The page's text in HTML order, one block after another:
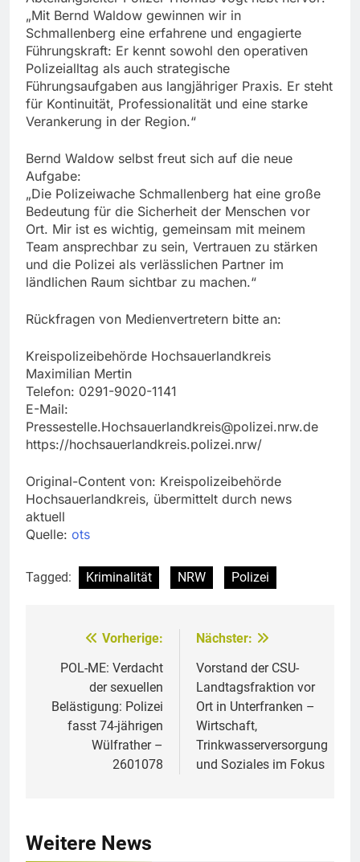
„Mit Bernd Waldow gewinnen wir in
Schmallenberg eine erfahrene und engagierte
Führungskraft: Er kennt sowohl den operativen
Polizeialltag als auch strategische
Führungsaufgaben aus langjähriger Praxis. Er steht
für Kontinuität, Professionalität und eine starke
Verankerung in der Region.“
Bernd Waldow selbst freut sich auf die neue
Aufgabe:
„Die Polizeiwache Schmallenberg hat eine große
Bedeutung für die Sicherheit der Menschen vor
Ort. Mir ist es wichtig, gemeinsam mit meinem
Team ansprechbar zu sein, Vertrauen zu stärken
und die Polizei als verlässlichen Partner im
ländlichen Raum sichtbar zu machen.“
Rückfragen von Medienvertretern bitte an:
Kreispolizeibehörde Hochsauerlandkreis
Maximilian Mertin
Telefon: 0291-9020-1141
E-Mail:
Pressestelle.Hochsauerlandkreis@polizei.nrw.de
https://hochsauerlandkreis.polizei.nrw/
Original-Content von: Kreispolizeibehörde
Hochsauerlandkreis, übermittelt durch news
aktuell
Quelle: ots
Tagged: Kriminalität NRW Polizei
Beitragsnavigation
Vorherige:
POL-ME: Verdacht
der sexuellen
Belästigung: Polizei
fasst 74-jährigen
Wülfrather –
2601078
Nächster:
Vorstand der CSU-
Landtagsfraktion vor
Ort in Unterfranken –
Wirtschaft,
Trinkwasserversorgung
und Soziales im Fokus
Weitere News